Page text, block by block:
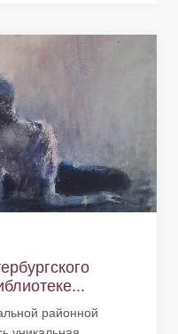
районной